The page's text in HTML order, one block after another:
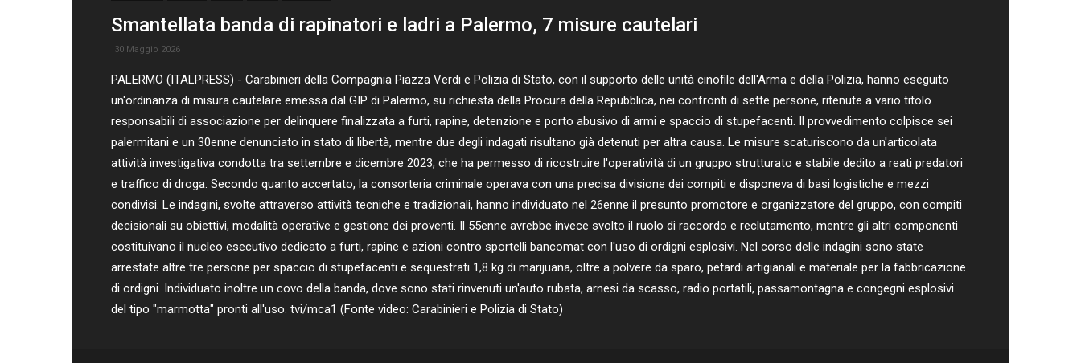
Smantellata banda di rapinatori e ladri a Palermo, 7 misure cautelari
30 Maggio 2026
PALERMO (ITALPRESS) - Carabinieri della Compagnia Piazza Verdi e Polizia di Stato, con il supporto delle unità cinofile dell'Arma e della Polizia, hanno eseguito
un'ordinanza di misura cautelare emessa dal GIP di Palermo, su richiesta della Procura della Repubblica, nei confronti di sette persone, ritenute a vario titolo
responsabili di associazione per delinquere finalizzata a furti, rapine, detenzione e porto abusivo di armi e spaccio di stupefacenti. Il provvedimento colpisce sei
palermitani e un 30enne denunciato in stato di libertà, mentre due degli indagati risultano già detenuti per altra causa. Le misure scaturiscono da un'articolata
attività investigativa condotta tra settembre e dicembre 2023, che ha permesso di ricostruire l'operatività di un gruppo strutturato e stabile dedito a reati predatori
e traffico di droga. Secondo quanto accertato, la consorteria criminale operava con una precisa divisione dei compiti e disponeva di basi logistiche e mezzi
condivisi. Le indagini, svolte attraverso attività tecniche e tradizionali, hanno individuato nel 26enne il presunto promotore e organizzatore del gruppo, con compiti
decisionali su obiettivi, modalità operative e gestione dei proventi. Il 55enne avrebbe invece svolto il ruolo di raccordo e reclutamento, mentre gli altri componenti
costituivano il nucleo esecutivo dedicato a furti, rapine e azioni contro sportelli bancomat con l'uso di ordigni esplosivi. Nel corso delle indagini sono state
arrestate altre tre persone per spaccio di stupefacenti e sequestrati 1,8 kg di marijuana, oltre a polvere da sparo, petardi artigianali e materiale per la fabbricazione
di ordigni. Individuato inoltre un covo della banda, dove sono stati rinvenuti un'auto rubata, arnesi da scasso, radio portatili, passamontagna e congegni esplosivi
del tipo "marmotta" pronti all'uso. tvi/mca1 (Fonte video: Carabinieri e Polizia di Stato)